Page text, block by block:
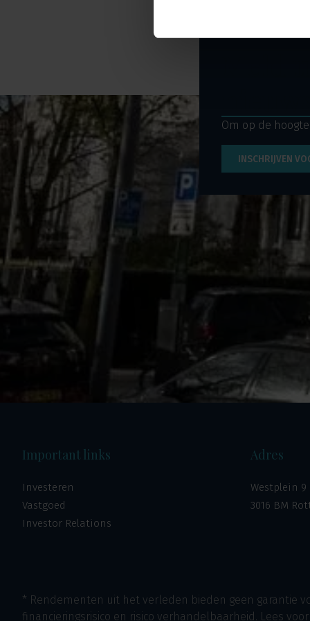
Om op de
INSCHRIJVEN
Important links
Investeren
Vastgoed
Investor Relations
Adres
Westplein 9
3016 BM
* Rendementen uit het verleden bieden geen garantie
financieringsrisico en risico verhandelbaarheid. Lees